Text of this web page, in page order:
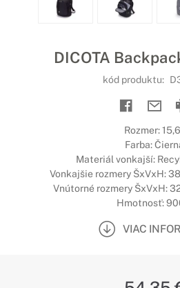
DICOTA
kód produktu:
Rozmer:
Farba:
Materiál vonkajší:
Vonkajšie rozmery ŠxVxH:
Vnútorné rozmery ŠxVxH:
Hmotnosť:
VIAC